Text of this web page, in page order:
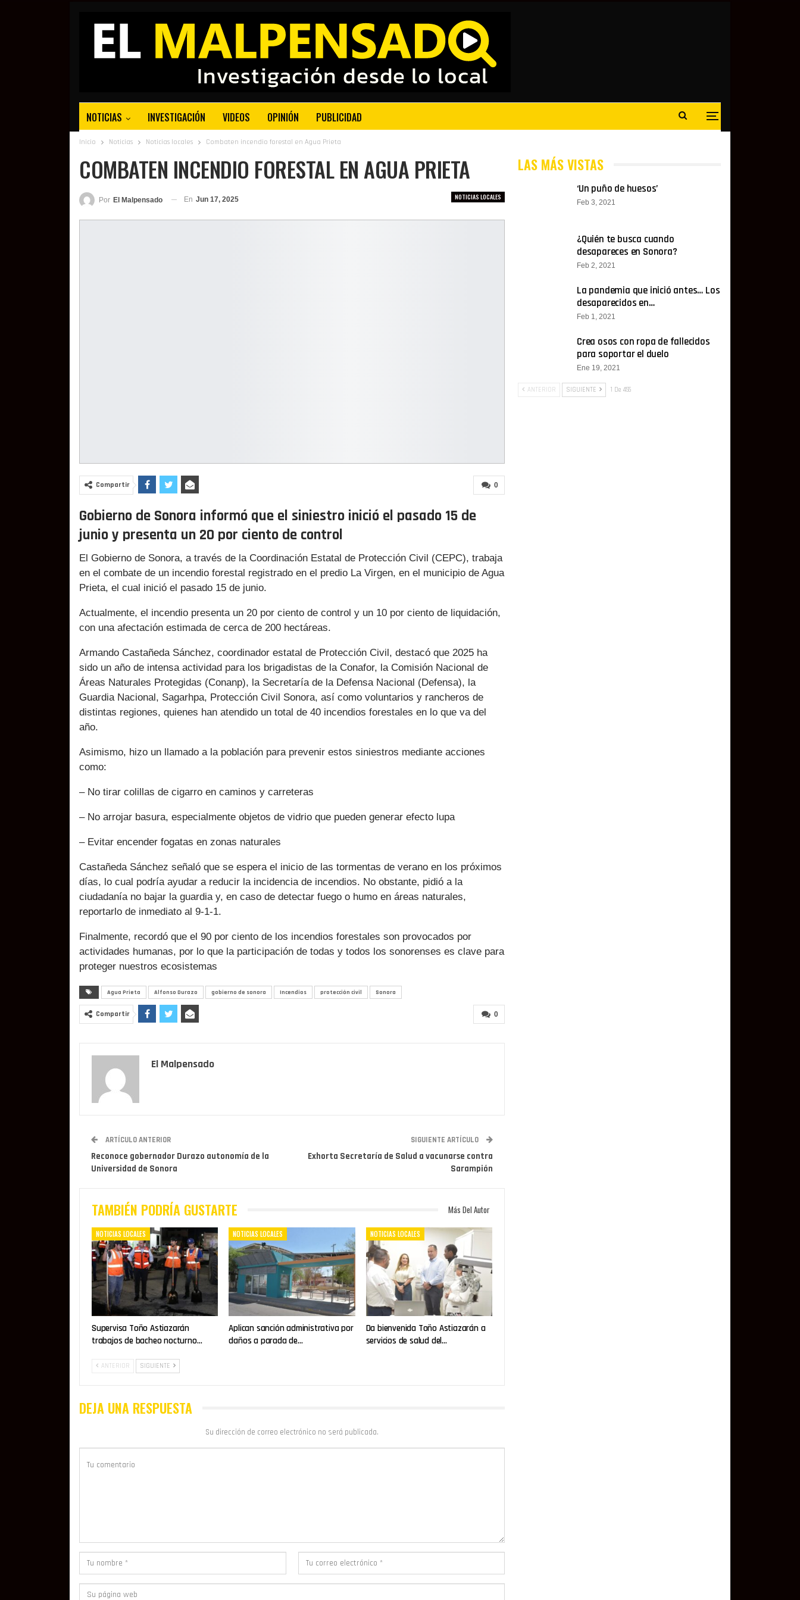
NOTICIAS INVESTIGACIÓN VIDEOS OPINIÓN PUBLICIDAD
Inicio Noticias Noticias locales Combaten incendio forestal en Agua Prieta
COMBATEN INCENDIO FORESTAL EN AGUA PRIETA
NOTICIAS LOCALES
Por El Malpensado En Jun 17, 2025
0
Compartir
Gobierno de Sonora informó que el siniestro inició el pasado 15 de
junio y presenta un 20 por ciento de control
El Gobierno de Sonora, a través de la Coordinación Estatal de Protección Civil (CEPC), trabaja
en el combate de un incendio forestal registrado en el predio La Virgen, en el municipio de Agua
Prieta, el cual inició el pasado 15 de junio.
Actualmente, el incendio presenta un 20 por ciento de control y un 10 por ciento de liquidación,
con una afectación estimada de cerca de 200 hectáreas.
Armando Castañeda Sánchez, coordinador estatal de Protección Civil, destacó que 2025 ha
sido un año de intensa actividad para los brigadistas de la Conafor, la Comisión Nacional de
Áreas Naturales Protegidas (Conanp), la Secretaría de la Defensa Nacional (Defensa), la
Guardia Nacional, Sagarhpa, Protección Civil Sonora, así como voluntarios y rancheros de
distintas regiones, quienes han atendido un total de 40 incendios forestales en lo que va del
año.
Asimismo, hizo un llamado a la población para prevenir estos siniestros mediante acciones
como:
– No tirar colillas de cigarro en caminos y carreteras
– No arrojar basura, especialmente objetos de vidrio que pueden generar efecto lupa
– Evitar encender fogatas en zonas naturales
Castañeda Sánchez señaló que se espera el inicio de las tormentas de verano en los próximos
días, lo cual podría ayudar a reducir la incidencia de incendios. No obstante, pidió a la
ciudadanía no bajar la guardia y, en caso de detectar fuego o humo en áreas naturales,
reportarlo de inmediato al 9-1-1.
Finalmente, recordó que el 90 por ciento de los incendios forestales son provocados por
actividades humanas, por lo que la participación de todas y todos los sonorenses es clave para
proteger nuestros ecosistemas
Agua Prieta Alfonso Durazo gobierno de sonora Incendios protección civil Sonora
0
Compartir
El Malpensado
ARTÍCULO ANTERIOR
Reconoce gobernador Durazo autonomía de la
Universidad de Sonora
SIGUIENTE ARTÍCULO
Exhorta Secretaría de Salud a vacunarse contra
Sarampión
TAMBIÉN PODRÍA GUSTARTE Más Del Autor
NOTICIAS LOCALES
Supervisa Toño Astiazarán
trabajos de bacheo nocturno…
NOTICIAS LOCALES
Aplican sanción administrativa por
daños a parada de…
NOTICIAS LOCALES
Da bienvenida Toño Astiazarán a
servicios de salud del…
ANTERIOR SIGUIENTE
DEJA UNA RESPUESTA
Su dirección de correo electrónico no será publicada.
LAS MÁS VISTAS
‘Un puño de huesos’
Feb 3, 2021
¿Quién te busca cuando
desapareces en Sonora?
Feb 2, 2021
La pandemia que inició antes… Los
desaparecidos en…
Feb 1, 2021
Crea osos con ropa de fallecidos
para soportar el duelo
Ene 19, 2021
ANTERIOR SIGUIENTE 1 De 455